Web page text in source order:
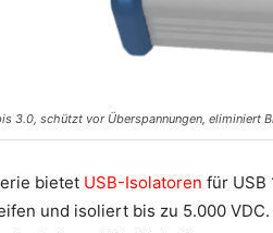
3.0, schützt vor Überspannungen, eliminiert
bietet USB-Isolatoren für USB
und isoliert bis zu 5.000